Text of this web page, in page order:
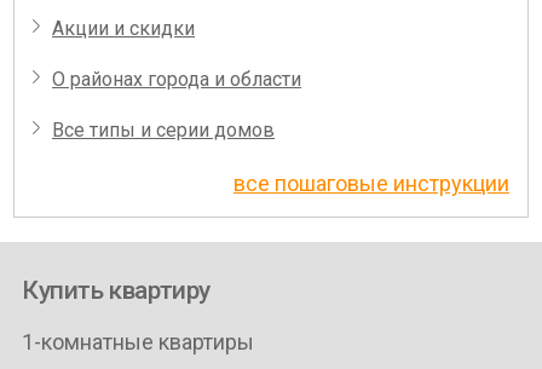
Акции и скидки
О районах города и области
Все типы и серии домов
все пошаговые инструкции
Купить квартиру
1-комнатные квартиры